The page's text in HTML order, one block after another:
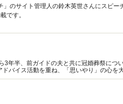
のサイト管理人の鈴木英世さんにスピ
です。
3年半、前ガイドの夫と共に冠婚葬祭につ
バイス活動を重ね、「思いやり」の心を